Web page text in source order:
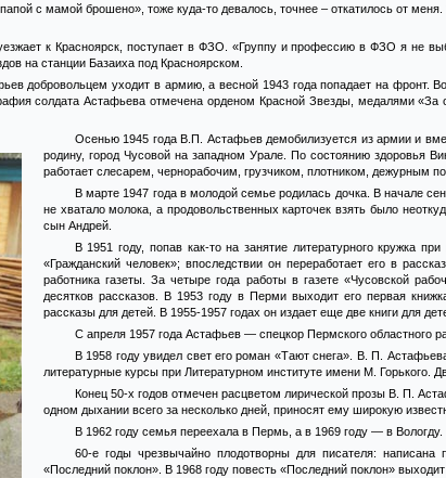
с мамой брошено», тоже куда-то девалось, точнее – откатилось от
к Красноярск, поступает в ФЗО. «Группу и профессию в ФЗО я не
на станции Базаиха под Красноярском.
добровольцем уходит в армию, а весной 1943 года попадает на
солдата Астафьева отмечена орденом Красной Звезды, медалями
Осенью 1945 года В.П. Астафьев демобилизуется из армии и
родину, город Чусовой на западном Урале. По состоянию здоровья
работает слесарем, чернорабочим, грузчиком, плотником, дежурным
В марте 1947 года в молодой семье родилась дочка. В начале
не хватало молока, а продовольственных карточек взять было
сын Андрей.
В 1951 году, попав как-то на занятие литературного кружка
«Гражданский человек»; впоследствии он переработает его в
работника газеты. За четыре года работы в газете «Чусовской
десятков рассказов. В 1953 году в Перми выходит его первая
рассказы для детей. В 1955-1957 годах он издает еще две книги для
С апреля 1957 года Астафьев — спецкор Пермского областного
В 1958 году увидел свет его роман «Тают снега». В. П.
литературные курсы при Литературном институте имени М. Горького.
Конец 50-х годов отмечен расцветом лирической прозы В. П.
одном дыхании всего за несколько дней, приносят ему широкую
В 1962 году семья переехала в Пермь, а в 1969 году — в Вологду.
60-е годы чрезвычайно плодотворны для писателя: написана
«Последний поклон». В 1968 году повесть «Последний поклон»